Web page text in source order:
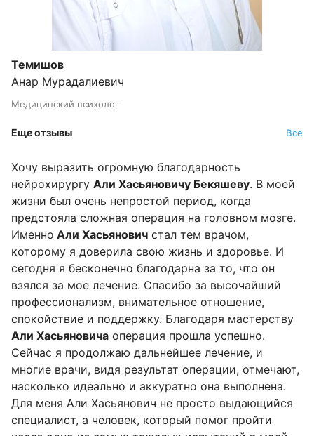
Темишов
Анар Мурадалиевич
Медицинский психолог
Еще отзывы Все
Хочу выразить огромную благодарность
нейрохирургу Али Хасьяновичу Бекяшеву. В моей
жизни был очень непростой период, когда
предстояла сложная операция на головном мозге.
Именно Али Хасьянович стал тем врачом,
которому я доверила свою жизнь и здоровье. И
сегодня я бесконечно благодарна за то, что он
взялся за мое лечение. Спасибо за высочайший
профессионализм, внимательное отношение,
спокойствие и поддержку. Благодаря мастерству
Али Хасьяновича операция прошла успешно.
Сейчас я продолжаю дальнейшее лечение, и
многие врачи, видя результат операции, отмечают,
насколько идеально и аккуратно она выполнена.
Для меня Али Хасьянович не просто выдающийся
специалист, а человек, который помог пройти